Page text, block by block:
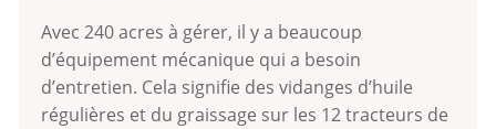
Avec 240 acres à gérer, il y a beaucoup
d’équipement mécanique qui a besoin
d’entretien. Cela signifie des vidanges d’huile
régulières et du graissage sur les 12 tracteurs de